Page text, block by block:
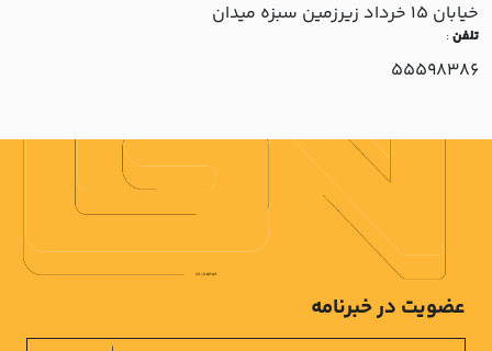
خيابان 15 خرداد زيرزمين سبزه ميدان
تلفن:
55598386
عضویت در خبرنامه